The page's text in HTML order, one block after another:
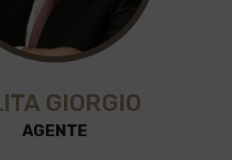
GIORGIO
AGENTE